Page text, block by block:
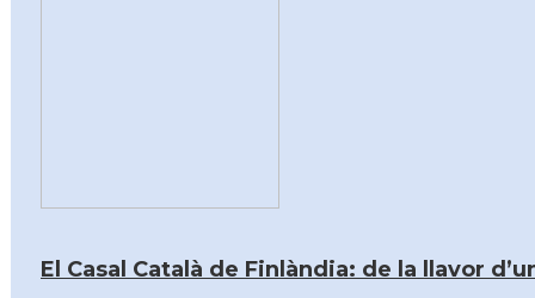
El Casal Català de Finlàndia: de la llavor